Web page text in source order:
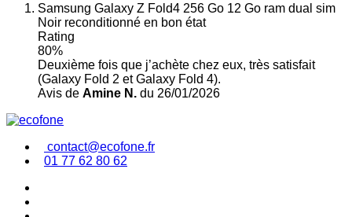
Samsung Galaxy Z Fold4 256 Go 12 Go ram dual sim
Noir reconditionné en bon état
Rating
80%
Deuxième fois que j’achète chez eux, très satisfait
(Galaxy Fold 2 et Galaxy Fold 4).
Avis de Amine N. du 26/01/2026
contact@ecofone.fr
01 77 62 80 62